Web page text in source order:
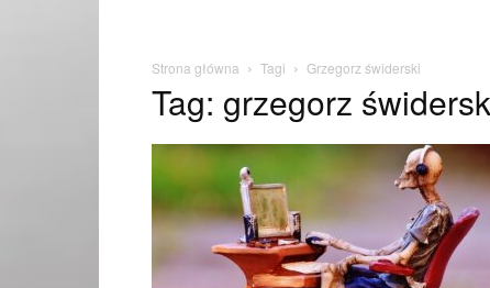
Strona główna Tagi Grzegorz świderski
Tag: grzegorz